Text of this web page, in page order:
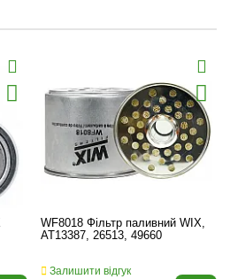
WF8018 Фільтр паливний WIX,
AT13387, 26513, 49660
Залишити відгук